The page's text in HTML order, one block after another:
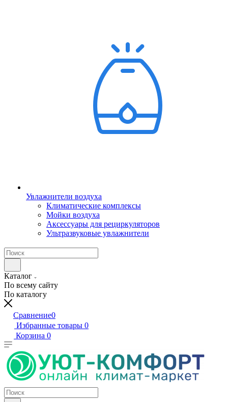
Увлажнители воздуха
Климатические комплексы
Мойки воздуха
Аксессуары для рециркуляторов
Ультразвуковые увлажнители
Каталог
По всему сайту
По каталогу
Сравнение0
Избранные товары 0
Корзина 0